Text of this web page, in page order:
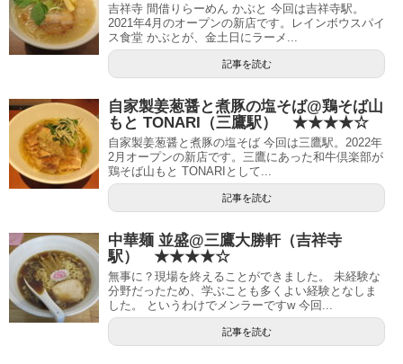
吉祥寺 間借りらーめん かぶと 今回は吉祥寺駅。
2021年4月のオープンの新店です。レインボウスパイ
ス食堂 かぶとが、金土日にラーメ...
記事を読む
自家製姜葱醤と煮豚の塩そば@鶏そば山
もと TONARI（三鷹駅） ★★★★☆
自家製姜葱醤と煮豚の塩そば 今回は三鷹駅。2022年
2月オープンの新店です。三鷹にあった和牛倶楽部が
鶏そば山もと TONARIとして...
記事を読む
中華麺 並盛@三鷹大勝軒（吉祥寺
駅） ★★★★☆
無事に？現場を終えることができました。 未経験な
分野だったため、学ぶことも多くよい経験となしま
した。 というわけでメンラーですw 今回...
記事を読む